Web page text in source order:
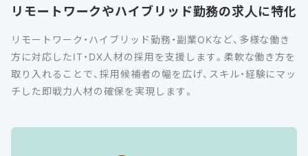
リモートワークやハイブリッド勤務の求人に特化
リモートワーク・ハイブリッド勤務・副業OKなど、多様な働き
方に対応したIT・DX人材の採用を支援します。柔軟な働き方を
取り入れることで、採用候補者の幅を広げ、スキル・経験にマッ
チした即戦力人材の確保を実現します。